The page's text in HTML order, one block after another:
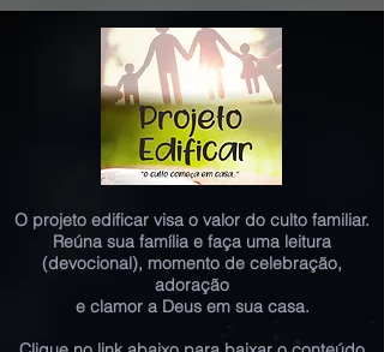
O projeto edificar visa o valor do culto familiar.
Reúna sua família e faça uma leitura
(devocional), momento de celebração,
adoração
e clamor a Deus em sua casa.